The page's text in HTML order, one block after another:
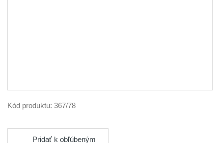
Kód produktu: 367/78
Pridať k obľúbeným